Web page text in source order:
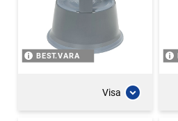
BEST.VARA
Visa